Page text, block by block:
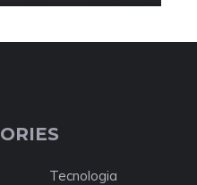
Tecnologia